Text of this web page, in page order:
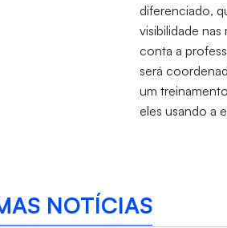
diferenciado,
visibilidade
conta a
será
um
eles usando a
NOTÍCIAS